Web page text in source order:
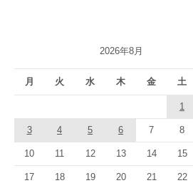
2026年8月
月 火 水 木 金 土
1
3 4 5 6 7 8
10 11 12 13 14 15
17 18 19 20 21 22